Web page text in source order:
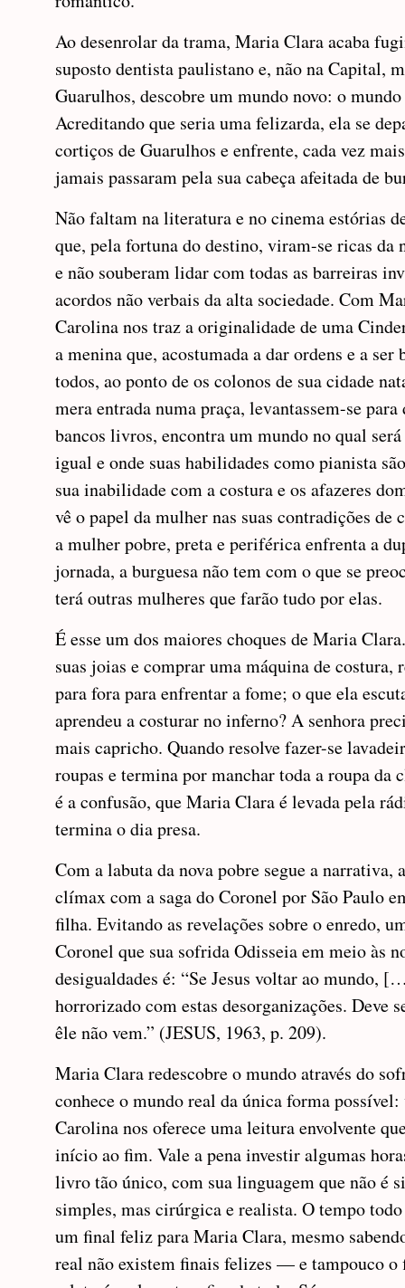
Ao desenrolar da trama, Maria Clara acaba
suposto dentista paulistano e, não na Capital,
Guarulhos, descobre um mundo novo: o
Acreditando que seria uma felizarda, ela se
cortiços de Guarulhos e enfrente, cada vez
jamais passaram pela sua cabeça afeitada de
Não faltam na literatura e no cinema estórias
que, pela fortuna do destino, viram-se ricas da
e não souberam lidar com todas as barreiras
acordos não verbais da alta sociedade. Com
Carolina nos traz a originalidade de uma
a menina que, acostumada a dar ordens e a ser
todos, ao ponto de os colonos de sua cidade
mera entrada numa praça, levantassem-se para
bancos livros, encontra um mundo no qual
igual e onde suas habilidades como pianista
sua inabilidade com a costura e os afazeres
vê o papel da mulher nas suas contradições de
a mulher pobre, preta e periférica enfrenta a
jornada, a burguesa não tem com o que se
terá outras mulheres que farão tudo por elas.
É esse um dos maiores choques de Maria
suas joias e comprar uma máquina de costura,
para fora para enfrentar a fome; o que ela
aprendeu a costurar no inferno? A senhora
mais capricho. Quando resolve fazer-se
roupas e termina por manchar toda a roupa da
é a confusão, que Maria Clara é levada pela
termina o dia presa.
Com a labuta da nova pobre segue a narrativa,
clímax com a saga do Coronel por São Paulo
filha. Evitando as revelações sobre o enredo,
Coronel que sua sofrida Odisseia em meio às
desigualdades é: “Se Jesus voltar ao mundo,
horrorizado com estas desorganizações. Deve
êle não vem.” (JESUS, 1963, p. 209).
Maria Clara redescobre o mundo através do
conhece o mundo real da única forma
Carolina nos oferece uma leitura envolvente
início ao fim. Vale a pena investir algumas
livro tão único, com sua linguagem que não é
simples, mas cirúrgica e realista. O tempo
um final feliz para Maria Clara, mesmo
real não existem finais felizes — e tampouco o